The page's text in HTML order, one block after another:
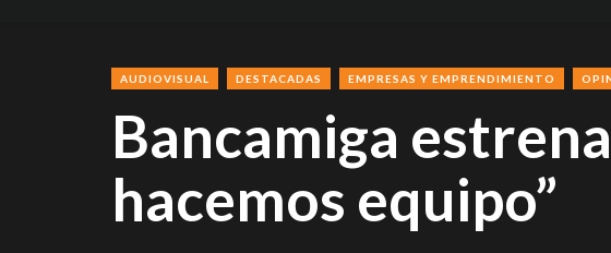
AUDIOVISUAL DESTACADAS EMPRESAS Y EMPRENDIMIENTO
Bancamiga
hacemos equipo”